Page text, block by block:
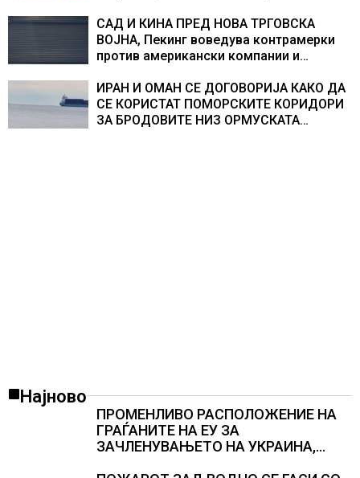
САД И КИНА ПРЕД НОВА ТРГОВСКА
ВОЈНА, Пекинг воведува контрамерки
против американски компании и
ИРАН И ОМАН СЕ ДОГОВОРИЈА КАКО ДА
СЕ КОРИСТАТ ПОМОРСКИТЕ КОРИДОРИ
ЗА БРОДОВИТЕ НИЗ ОРМУСКАТА
Најново
ПРОМЕНЛИВО РАСПОЛОЖЕНИЕ НА
ГРАЃАНИТЕ НА ЕУ ЗА
ЗАЧЛЕНУВАЊЕТО НА УКРАИНА,